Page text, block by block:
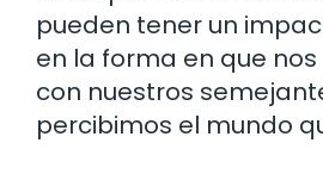
pueden tener un
en la forma en que
con nuestros
percibimos el mundo